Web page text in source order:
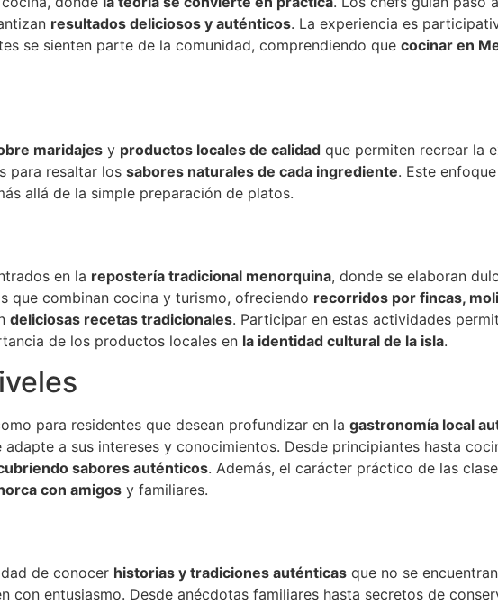
resultados deliciosos y auténticos. La experiencia es
se sienten parte de la comunidad, comprendiendo que cocinar en
maridajes y productos locales de calidad que permiten recrear la
para resaltar los sabores naturales de cada ingrediente. Este
allá de la simple preparación de platos.
en la repostería tradicional menorquina, donde se elaboran
que combinan cocina y turismo, ofreciendo recorridos por fincas,
deliciosas recetas tradicionales. Participar en estas actividades
de los productos locales en la identidad cultural de la isla.
para residentes que desean profundizar en la gastronomía local
a sus intereses y conocimientos. Desde principiantes hasta
sabores auténticos. Además, el carácter práctico de las
con amigos y familiares.
de conocer historias y tradiciones auténticas que no se
con entusiasmo. Desde anécdotas familiares hasta secretos de